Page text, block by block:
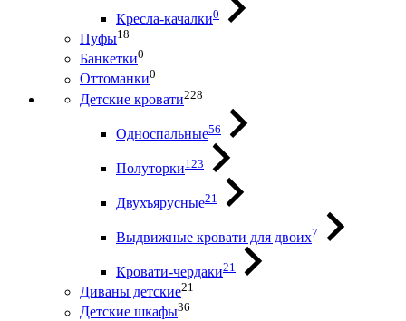
Кресла-качалки0
Пуфы18
Банкетки0
Оттоманки0
Детские кровати228
Односпальные56
Полуторки123
Двухъярусные21
Выдвижные кровати для двоих7
Кровати-чердаки21
Диваны детские21
Детские шкафы36